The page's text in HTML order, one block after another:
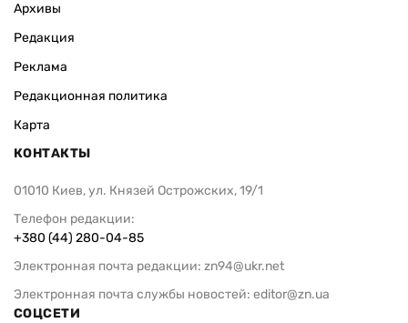
Архивы
Редакция
Реклама
Редакционная политика
Карта
КОНТАКТЫ
01010 Киев, ул. Князей Острожских, 19/1
Телефон редакции:
+380 (44) 280-04-85
Электронная почта редакции: zn94@ukr.net
Электронная почта службы новостей: editor@zn.ua
СОЦСЕТИ